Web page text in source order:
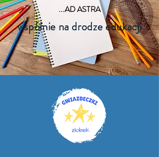
...AD ASTRA
wspólnie na drodze edukacji